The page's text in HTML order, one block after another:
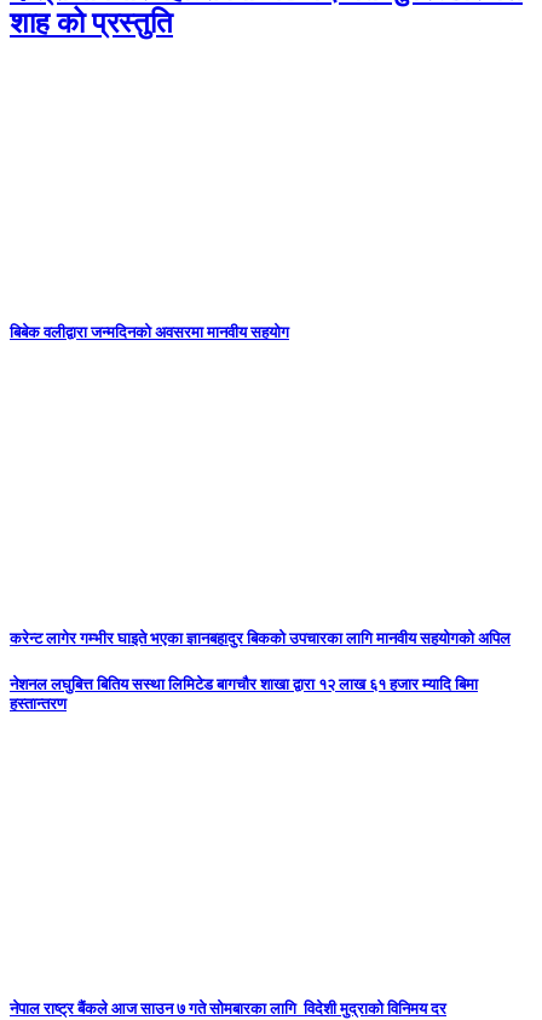
शाह को प्रस्तुति
बिबेक वलीद्वारा जन्मदिनको अवसरमा मानवीय सहयोग
करेन्ट लागेर गम्भीर घाइते भएका ज्ञानबहादुर बिकको उपचारका लागि मानवीय सहयोगको अपिल
नेशनल लघुबित्त बितिय सस्था लिमिटेड बागचौर शाखा द्वारा १२ लाख ६१ हजार म्यादि बिमा
हस्तान्तरण
नेपाल राष्ट्र बैंकले आज साउन ७ गते सोमबारका लागि विदेशी मुद्राको विनिमय दर